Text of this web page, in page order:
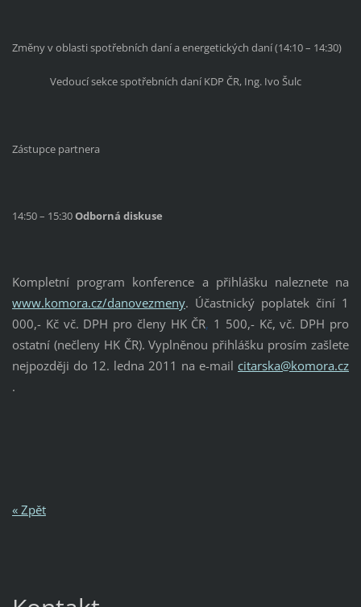
Změny v oblasti spotřebních daní a energetických daní (14:10 – 14:30)
Vedoucí sekce spotřebních daní KDP ČR, Ing. Ivo Šulc
Zástupce partnera
14:50 – 15:30Odborná diskuse
Kompletní program konference a přihlášku naleznete na
www.komora.cz/danovezmeny. Účastnický poplatek činí 1
000,- Kč vč. DPH pro členy HK ČR, 1 500,- Kč, vč. DPH pro
ostatní (nečleny HK ČR). Vyplněnou přihlášku prosím zašlete
nejpozději do 12. ledna 2011 na e-mail citarska@komora.cz
.
« Zpět